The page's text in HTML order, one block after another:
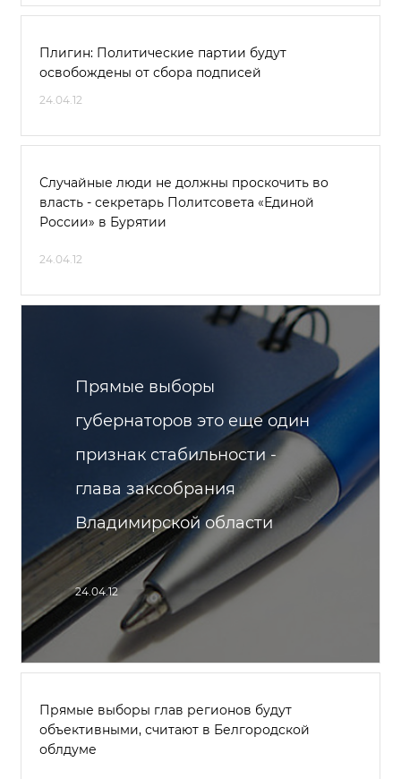
Плигин: Политические партии будут
освобождены от сбора подписей
24.04.12
Случайные люди не должны проскочить во
власть - секретарь Политсовета «Единой
России» в Бурятии
24.04.12
Прямые выборы
губернаторов это еще один
признак стабильности -
глава заксобрания
Владимирской области
24.04.12
Прямые выборы глав регионов будут
объективными, считают в Белгородской
облдуме